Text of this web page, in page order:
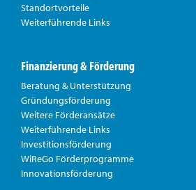
Standortvorteile
Weiterführende Links
Finanzierung & Förderung
Beratung & Unterstützung
Gründungsförderung
Weitere Förderansätze
Weiterführende Links
Investitionsförderung
WiReGo Förderprogramme
Innovationsförderung